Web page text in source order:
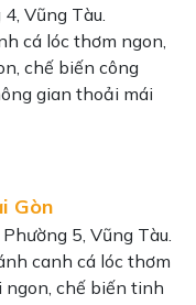
Vũng Tàu.
cá lóc thơm ngon,
chế biến công
gian thoải mái
Gòn
5, Vũng Tàu.
canh cá lóc thơm
ngon, chế biến tinh